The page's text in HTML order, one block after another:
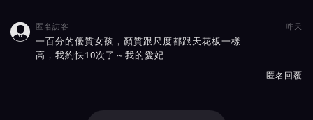
 匿名訪客 昨天
一百分的優質女孩，顏質跟尺度都跟天花板一樣
高，我約快10次了～我的愛妃
匿名回覆